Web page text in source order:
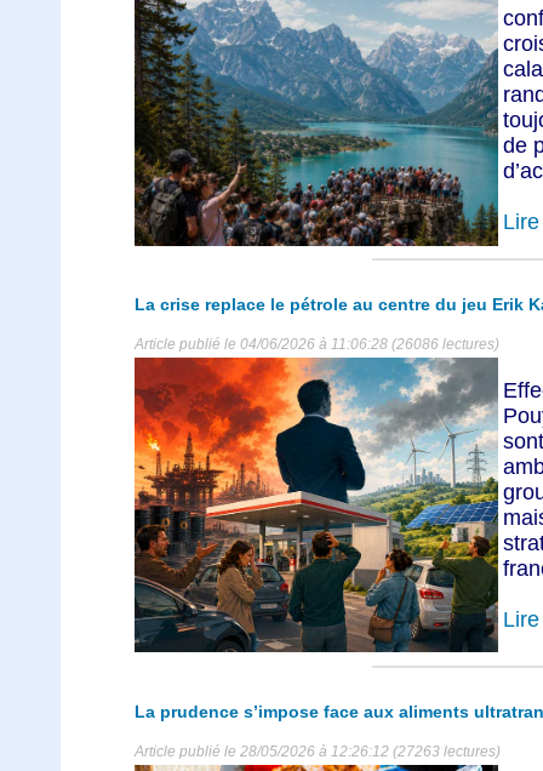
de
La crise replace le pétrole au centre du jeu Erik
Article publié le 04/06/2026 à 11:06:28 (26086 lectures)
La prudence s’impose face aux aliments
Article publié le 28/05/2026 à 12:26:12 (27263 lectures)